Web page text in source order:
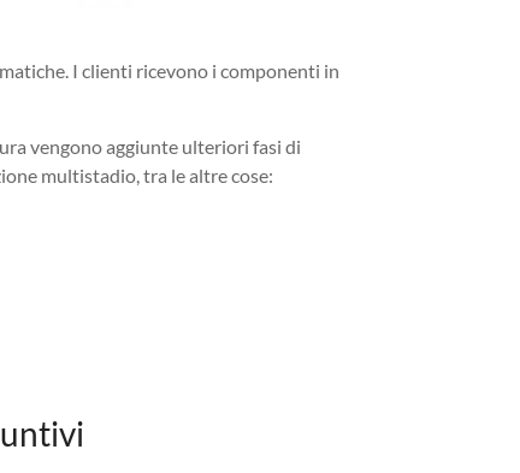
I clienti ricevono i componenti in
vengono aggiunte ulteriori fasi di
multistadio, tra le altre cose: